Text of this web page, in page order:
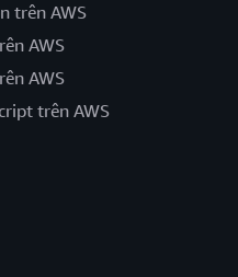
trên AWS
AWS
AWS
trên AWS